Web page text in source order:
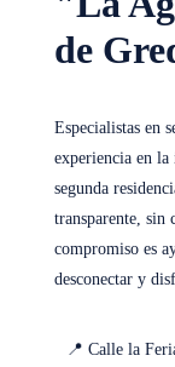
de
Especialistas en
experiencia en la
segunda
transparente, sin
compromiso es
desconectar y
📍 Calle la